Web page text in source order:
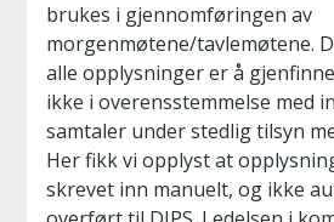
brukes i gjennomføringen av
morgenmøtene/tavlemøtene.
alle opplysninger er å
ikke i overensstemmelse med
samtaler under stedlig tilsyn
Her fikk vi opplyst at
skrevet inn manuelt, og ikke